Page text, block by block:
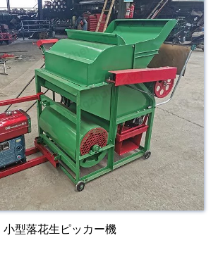
小型落花生ピッカー機